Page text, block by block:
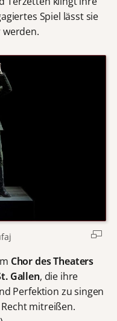
Spiel lässt sie
Chor des Theaters
Gallen, die ihre
Perfektion zu singen
mitreißen.